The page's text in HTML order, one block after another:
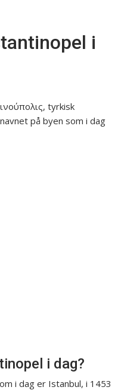
i
tyrkisk
på byen som i dag
i dag?
i dag er Istanbul, i 1453